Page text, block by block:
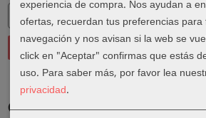
Costes de Envío
experiencia de compra. Nos ayudan a
ofertas, recuerdan tus preferencias para
navegación y nos avisan si la web se
click en "Aceptar" confirmas que estás
uso. Para saber más, por favor lea
privacidad.